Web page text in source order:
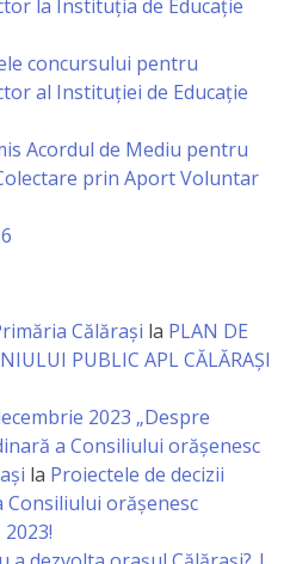
sport
la Instituția de Educație
concursului pentru
al Instituției de Educație
Acordul de Mediu pentru
prin Aport Voluntar
Călărași la PLAN DE
PUBLIC APL CĂLĂRAȘI
2023 „Despre
a Consiliului orășenesc
la Proiectele de decizii
orășenesc